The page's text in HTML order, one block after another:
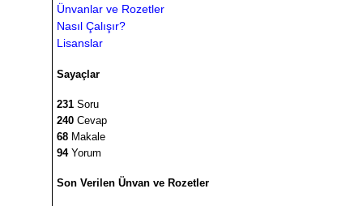
Ünvanlar ve Rozetler
Nasıl Çalışır?
Lisanslar
Sayaçlar
231 Soru
240 Cevap
68 Makale
94Yorum
Son Verilen Ünvan ve Rozetler